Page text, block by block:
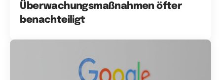
Überwachungsmaßnahmen öfter
benachteiligt